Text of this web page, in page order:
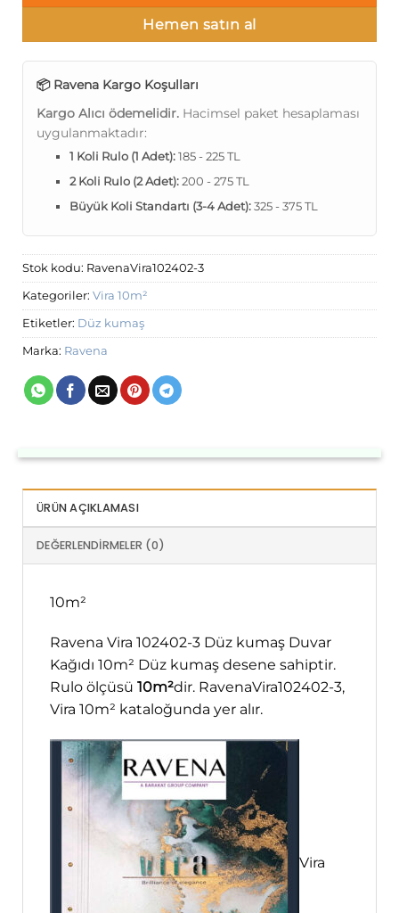
Hemen satın al
📦 Ravena Kargo Koşulları
Kargo Alıcı ödemelidir. Hacimsel paket hesaplaması
uygulanmaktadır:
1 Koli Rulo (1 Adet):185 - 225 TL
2 Koli Rulo (2 Adet):200 - 275 TL
Büyük Koli Standartı (3-4 Adet):325 - 375 TL
Stok kodu: RavenaVira102402-3
Kategoriler: Vira 10m²
Etiketler: Düz kumaş
Marka: Ravena
ÜRÜN AÇIKLAMASI
DEĞERLENDIRMELER (0)
10m²
Ravena Vira 102402-3 Düz kumaş Duvar
Kağıdı 10m² Düz kumaş desene sahiptir.
Rulo ölçüsü 10m²dir. RavenaVira102402-3,
Vira 10m² kataloğunda yer alır.
Vira